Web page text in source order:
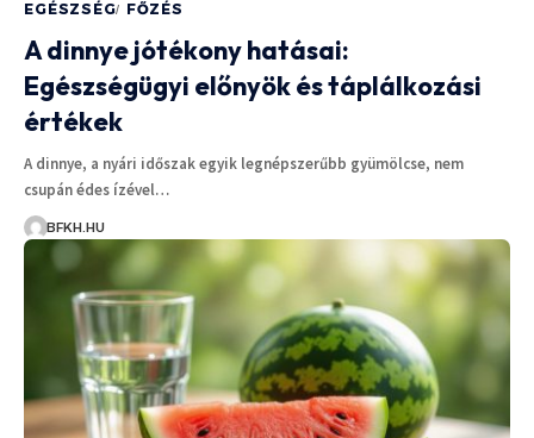
EGÉSZSÉG FŐZÉS
A dinnye jótékony hatásai:
Egészségügyi előnyök és táplálkozási
értékek
A dinnye, a nyári időszak egyik legnépszerűbb gyümölcse, nem
csupán édes ízével…
BFKH.HU